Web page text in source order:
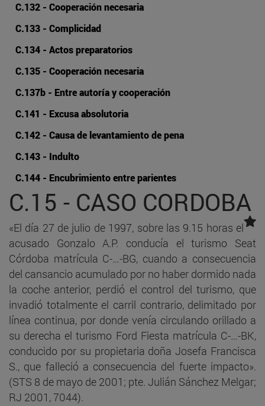
C.132 - Cooperación necesaria
C.133 - Complicidad
C.134 - Actos preparatorios
C.135 - Cooperación necesaria
C.137b - Entre autoría y cooperación
C.141 - Excusa absolutoria
C.142 - Causa de levantamiento de pena
C.143 - Indulto
C.144 - Encubrimiento entre parientes
C.15 - CASO CORDOBA
«El día 27 de julio de 1997, sobre las 9.15 horas el
acusado Gonzalo A.P. conducía el turismo Seat
Córdoba matrícula C-…-BG, cuando a consecuencia
del cansancio acumulado por no haber dormido nada
la coche anterior, perdió el control del turismo, que
invadió totalmente el carril contrario, delimitado por
línea continua, por donde venía circulando orillado a
su derecha el turismo Ford Fiesta matrícula C-…-BK,
conducido por su propietaria doña Josefa Francisca
S., que falleció a consecuencia del fuerte impacto».
(STS 8 de mayo de 2001; pte. Julián Sánchez Melgar;
RJ 2001, 7044).